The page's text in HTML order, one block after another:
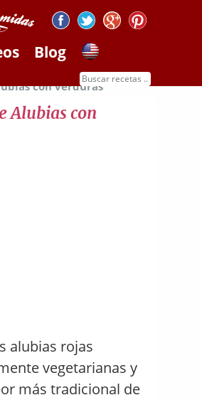
Blog
de legumbres y cereales
con verduras
Alubias con
alubias rojas
vegetarianas y
más tradicional de